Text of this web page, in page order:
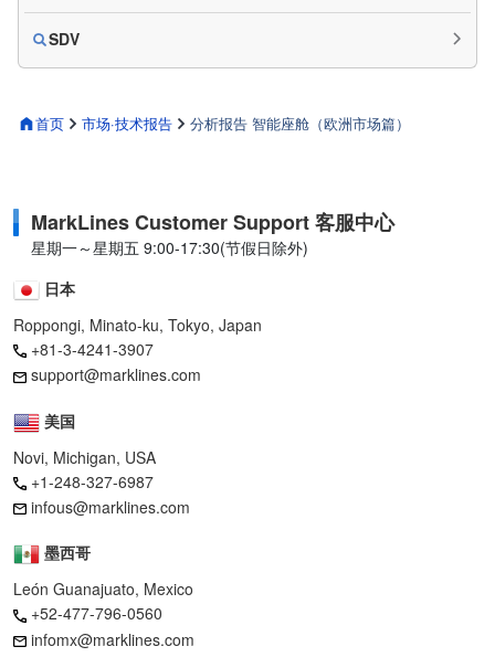
首页 市场·技术报告 分析报告 智能座舱（欧洲市场篇）
SDV
MarkLines Customer Support 客服中心
星期一～星期五 9:00-17:30(节假日除外)
日本
Roppongi, Minato-ku, Tokyo, Japan
+81-3-4241-3907
support@marklines.com
美国
Novi, Michigan, USA
+1-248-327-6987
infous@marklines.com
墨西哥
León Guanajuato, Mexico
+52-477-796-0560
infomx@marklines.com